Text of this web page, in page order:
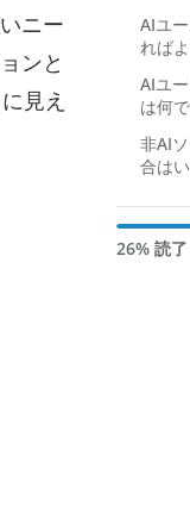
ニー
ンと
見え
AIユ
れば
AIユ
は何
非AI
合は
26% 読了